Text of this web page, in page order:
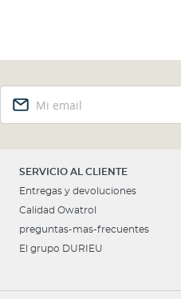
nuestro
noticias:
SERVICIO AL CLIENTE
Entregas y devoluciones
Calidad Owatrol
preguntas-mas-frecuentes
El grupo DURIEU